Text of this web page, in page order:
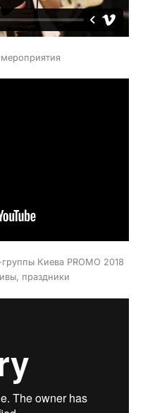
Киева PROMO 2018
праздники